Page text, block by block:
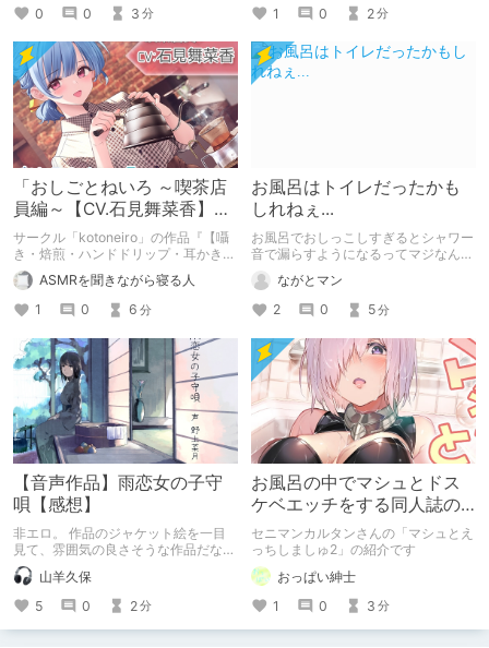
0
0 3 分
1
0 2分
「おしごとねいろ ～喫茶店
員編～【CV.石見舞菜香】」
感想
サークル「kotoneiro」の作品『【囁
き・焙煎・ハンドドリップ・耳かき】
おしごとねいろ ～喫茶店員編～【CV.
石見舞菜香】』の感想記事です。「作
品の概要」「筆者の作品の好きなポイ
ント」「惜しいと思うポイント」「安
眠に対するおすすめ度」をまとめてい
ます。
ASMRを聞きながら寝る人
1
0 6 分
お風呂はトイレだったかも
しれねぇ...
お風呂でおしっこしすぎるとシャワー
音で漏らすようになるってマジなんで
ながとマン
2
0 5分
【音声作品】雨恋女の子守
唄【感想】
非エロ。 作品のジャケット絵を一目
見て、雰囲気の良さそうな作品だなぁ
と体験版を視聴後、イメージと作品内
容が違わず、終始穏やかで少し儚げな
雰囲気が気に入り、購入しました。
ジャケット絵のタッチが琴線に触れた
のもありますが、雨音を主体とした作
山羊久保
5
0 2分
お風呂の中でマシュとドス
ケベエッチをする同人誌の
紹介【セニマンカルタン】
セニマンカルタンさんの「マシュとえ
っちしましゅ2」の紹介です
おっぱい紳士
1
0 3 分